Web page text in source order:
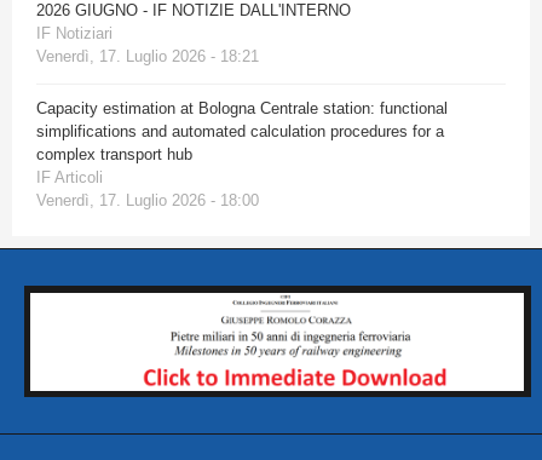
2026 GIUGNO - IF NOTIZIE DALL'INTERNO
IF Notiziari
Venerdì, 17. Luglio 2026 - 18:21
Capacity estimation at Bologna Centrale station: functional
simplifications and automated calculation procedures for a
complex transport hub
IF Articoli
Venerdì, 17. Luglio 2026 - 18:00